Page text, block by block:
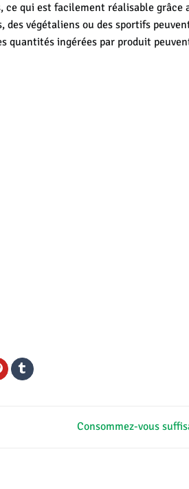
qui est facilement réalisable grâce
des végétaliens ou des sportifs
quantités ingérées par produit
Consommez-vous